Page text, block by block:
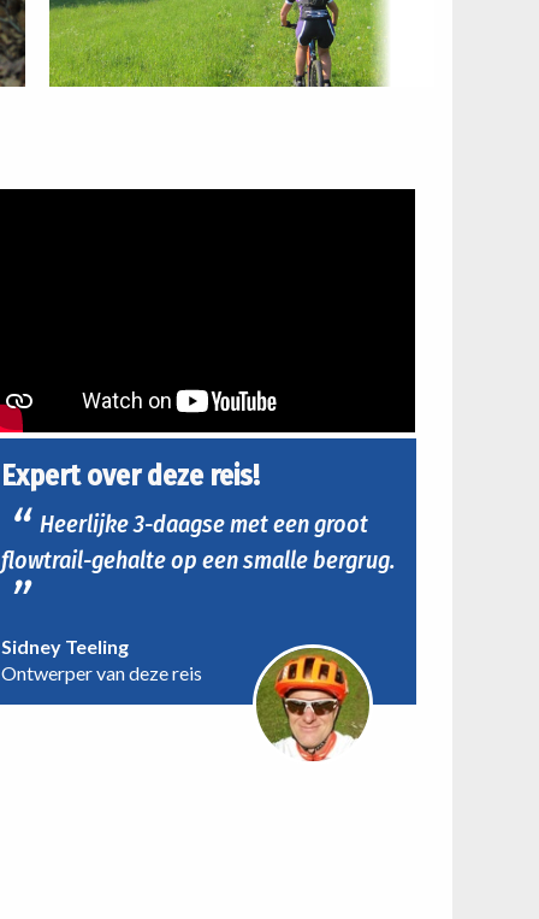
Expert over deze reis!
Heerlijke 3-daagse met een groot
flowtrail-gehalte op een smalle bergrug.
Sidney Teeling
Ontwerper van deze reis